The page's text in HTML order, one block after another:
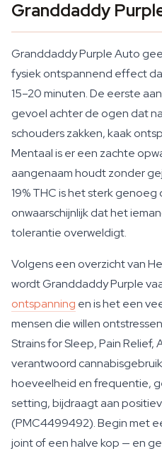
Granddaddy
Granddaddy Purple Auto
fysiek ontspannend effect
15–20 minuten. De eerste
gevoel achter de ogen dat
schouders zakken, kaak
Mentaal is er een zachte
aangenaam houdt zonder
19% THC is het sterk
onwaarschijnlijk dat het
tolerantie overweldigt.
Volgens een overzicht van
wordt Granddaddy Purple
ontspanning en is het een
mensen die willen
Strains for Sleep, Pain
verantwoord
hoeveelheid en frequentie,
setting, bijdraagt aan
(PMC4499492). Begin met
joint of een halve kop — en